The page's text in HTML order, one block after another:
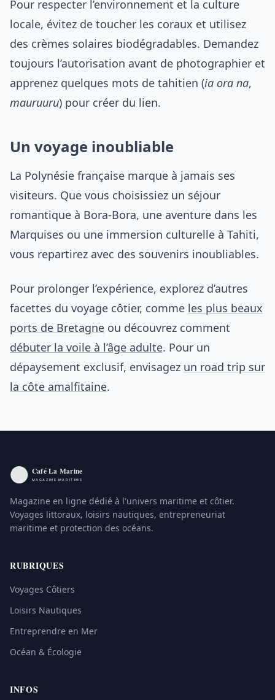
Pour respecter l’environnement et la culture
locale, évitez de toucher les coraux et utilisez
des crèmes solaires biodégradables. Demandez
toujours l’autorisation avant de photographier et
apprenez quelques mots de tahitien (ia ora na,
mauruuru) pour créer du lien.
Un voyage inoubliable
La Polynésie française marque à jamais ses
visiteurs. Que vous choisissiez un séjour
romantique à Bora-Bora, une aventure dans les
Marquises ou une immersion culturelle à Tahiti,
vous repartirez avec des souvenirs inoubliables.
Pour prolonger l’expérience, explorez d’autres
facettes du voyage côtier, comme les plus beaux
ports de Bretagne ou découvrez comment
débuter la voile à l’âge adulte. Pour un
dépaysement exclusif, envisagez un road trip sur
la côte amalfitaine.
Magazine en ligne dédié à l'univers maritime et côtier.
Voyages littoraux, loisirs nautiques, entrepreneuriat
maritime et protection des océans.
RUBRIQUES
Voyages Côtiers
Loisirs Nautiques
Entreprendre en Mer
Océan & Écologie
INFOS